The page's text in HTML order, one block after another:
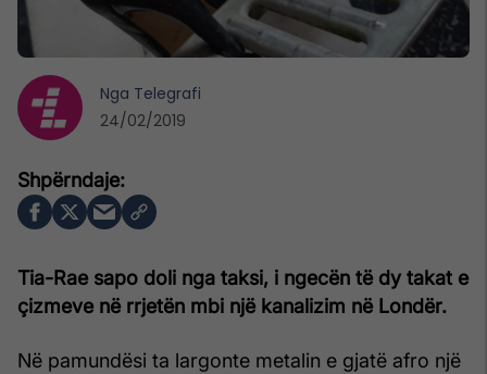
Tia-Rae sapo doli nga taksi, i ngecën të dy takat e
çizmeve në rrjetën mbi një kanalizim në Londër.
Në pamundësi ta largonte metalin e gjatë afro një
Nga Telegrafi
24/02/2019